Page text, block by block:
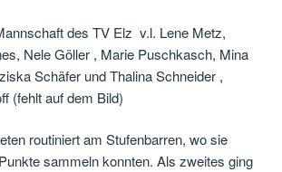
des TV Elz v.l. Lene Metz,
Nele Göller , Marie Puschkasch, Mina
Schäfer und Thalina Schneider ,
(fehlt auf dem Bild)
routiniert am Stufenbarren, wo sie
sammeln konnten. Als zweites ging